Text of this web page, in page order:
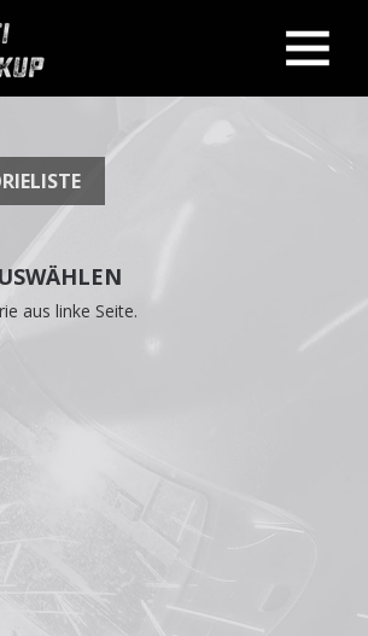
aus linke Seite.